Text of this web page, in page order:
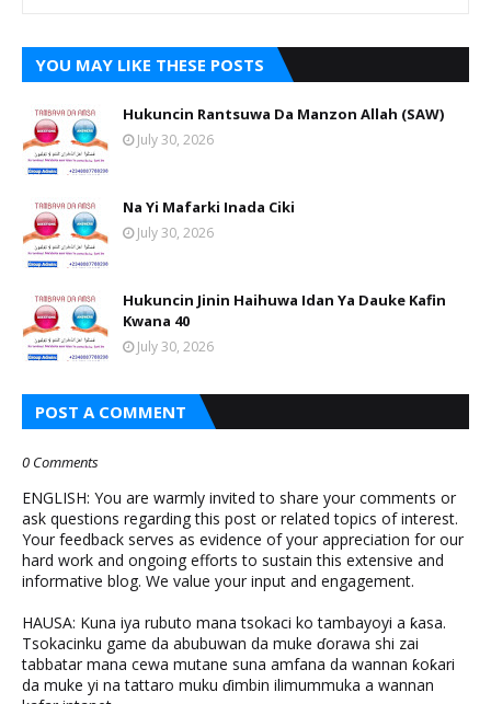
YOU MAY LIKE THESE POSTS
Hukuncin Rantsuwa Da Manzon Allah (SAW)
July 30, 2026
Na Yi Mafarki Inada Ciki
July 30, 2026
Hukuncin Jinin Haihuwa Idan Ya Dauke Kafin
Kwana 40
July 30, 2026
POST A COMMENT
0 Comments
ENGLISH: You are warmly invited to share your comments or
ask questions regarding this post or related topics of interest.
Your feedback serves as evidence of your appreciation for our
hard work and ongoing efforts to sustain this extensive and
informative blog. We value your input and engagement.
HAUSA: Kuna iya rubuto mana tsokaci ko tambayoyi a ƙasa.
Tsokacinku game da abubuwan da muke ɗorawa shi zai
tabbatar mana cewa mutane suna amfana da wannan ƙoƙari
da muke yi na tattaro muku ɗimbin ilimummuka a wannan